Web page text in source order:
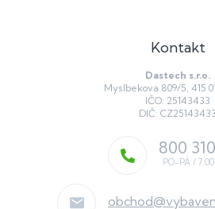
Kontakt
Dastech s.r.o.
Myslbekova 809/5, 415
IČO: 25143433
DIČ: CZ25143433
obchod@
800